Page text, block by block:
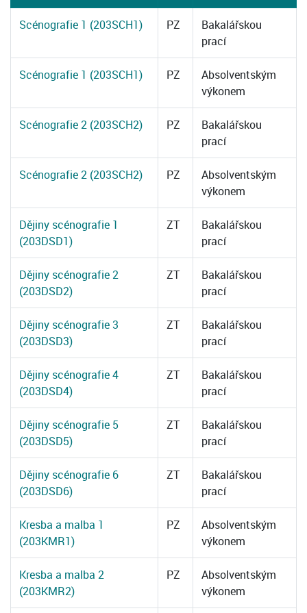
Scénografie 1 (203SCH1) PZ
Bakalářskou
prací
Scénografie 1 (203SCH1) PZ
Absolventským
výkonem
Scénografie 2 (203SCH2) PZ
Bakalářskou
prací
Scénografie 2 (203SCH2) PZ
Absolventským
výkonem
Dějiny scénografie 1
(203DSD1)
ZT
Bakalářskou
prací
Dějiny scénografie 2
(203DSD2)
ZT
Bakalářskou
prací
Dějiny scénografie 3
(203DSD3)
ZT
Bakalářskou
prací
Dějiny scénografie 4
(203DSD4)
ZT
Bakalářskou
prací
Dějiny scénografie 5
(203DSD5)
ZT
Bakalářskou
prací
Dějiny scénografie 6
(203DSD6)
ZT
Bakalářskou
prací
Kresba a malba 1
(203KMR1)
PZ
Absolventským
výkonem
Kresba a malba 2
(203KMR2)
PZ
Absolventským
výkonem